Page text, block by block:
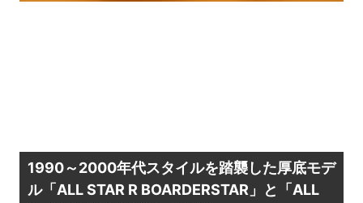
1990～2000年代スタイルを踏襲した厚底モデ
ル「ALL STAR R BOARDERSTAR」と「ALL